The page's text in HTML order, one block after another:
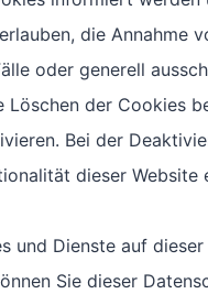
die Annahme
oder generell
Löschen der Cookies
Bei der
dieser Website
und Dienste auf
Sie dieser